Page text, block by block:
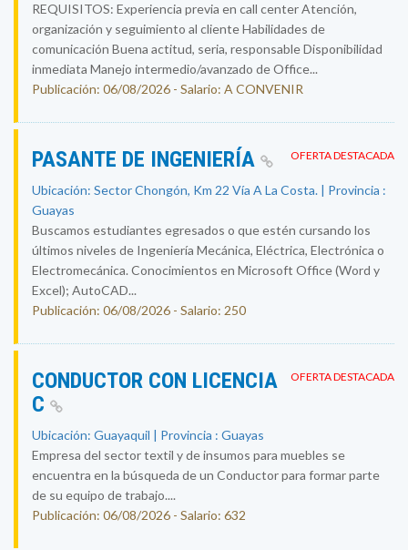
REQUISITOS: Experiencia previa en call center Atención,
organización y seguimiento al cliente Habilidades de
comunicación Buena actitud, seria, responsable Disponibilidad
inmediata Manejo intermedio/avanzado de Office...
Publicación: 06/08/2026 - Salario: A CONVENIR
OFERTA DESTACADA
PASANTE DE INGENIERÍA
Ubicación: Sector Chongón, Km 22 Vía A La Costa. | Provincia :
Guayas
Buscamos estudiantes egresados o que estén cursando los
últimos niveles de Ingeniería Mecánica, Eléctrica, Electrónica o
Electromecánica. Conocimientos en Microsoft Office (Word y
Excel); AutoCAD...
Publicación: 06/08/2026 - Salario: 250
OFERTA DESTACADA
CONDUCTOR CON LICENCIA
C
Ubicación: Guayaquil | Provincia : Guayas
Empresa del sector textil y de insumos para muebles se
encuentra en la búsqueda de un Conductor para formar parte
de su equipo de trabajo....
Publicación: 06/08/2026 - Salario: 632